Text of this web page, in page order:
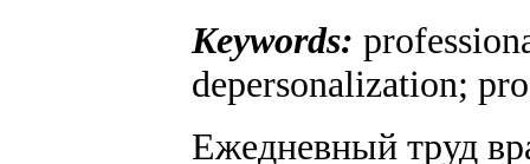
Keywords:
depersonalization;
Ежедневный труд